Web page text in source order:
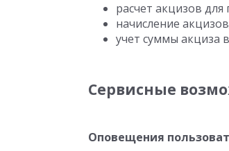
расчет акцизов
начисление
учет суммы акциза
Сервисные
Оповещения